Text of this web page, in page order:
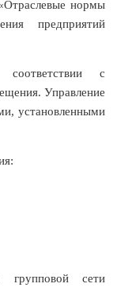
нормы
предприятий
с
Управление
установленными
групповой сети